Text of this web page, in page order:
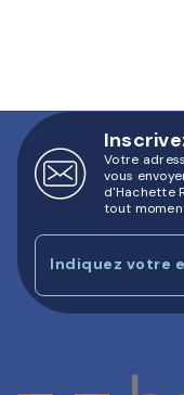
Votre
vous
d'Hachette
tout
Indiquez votre